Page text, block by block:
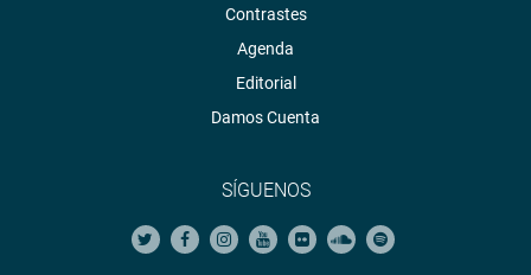
Contrastes
Agenda
Editorial
Damos Cuenta
SÍGUENOS